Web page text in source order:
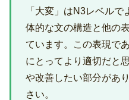
「大変」はN3レベル
体的な文の構造と他の
ています。この表現で
にとってより適切だと
や改善したい部分があ
さい。